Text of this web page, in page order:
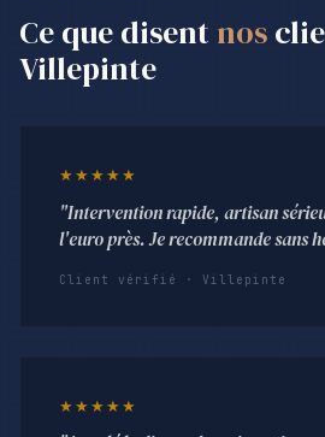
Ce que disent nos
Villepinte
★★★★★
"Intervention rapide, artisan
l'euro près. Je recommande sans
Client vérifié · Villepinte
★★★★★